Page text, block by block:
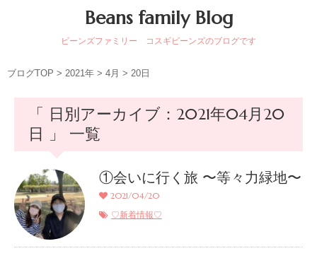
Beans family Blog
ビーンズファミリー コスギビーンズのブログです
ブログTOP > 2021年 > 4月 > 20日
「 日別アーカイブ：2021年04月20
日 」 一覧
①会いに行く旅 〜等々力緑地〜
2021/04/20
♡新着情報♡